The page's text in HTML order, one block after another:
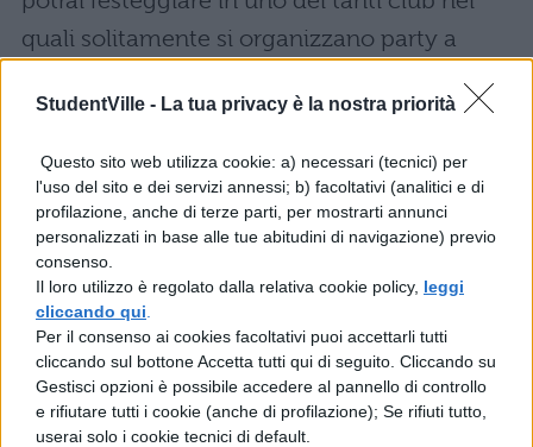
StudentVille - La tua privacy è la nostra priorità
Questo sito web utilizza cookie: a) necessari (tecnici) per
l'uso del sito e dei servizi annessi; b) facoltativi (analitici e di
profilazione, anche di terze parti, per mostrarti annunci
personalizzati in base alle tue abitudini di navigazione) previo
consenso.
Il loro utilizzo è regolato dalla relativa cookie policy, leggi
cliccando qui
Per il consenso ai cookies facoltativi puoi accettarli tutti
cliccando sul bottone Accetta tutti qui di seguito. Cliccando su
Gestisci opzioni è possibile accedere al pannello di controllo
e rifiutare tutti i cookie (anche di profilazione); Se rifiuti tutto,
userai solo i cookie tecnici di default.
quali solitamente si organizzano party a
Se si decide di trascorrere Halloween a
Parigi, sarà immancabile una visita al
Cimitero di Pere Lachaise
luogo tanto affascinante quanto inquietante,
scelto per la propria ultima sepoltura da
tantissimecelebritàcome Proust, Chopin,
Oscar Wilde e Jim Morrison.